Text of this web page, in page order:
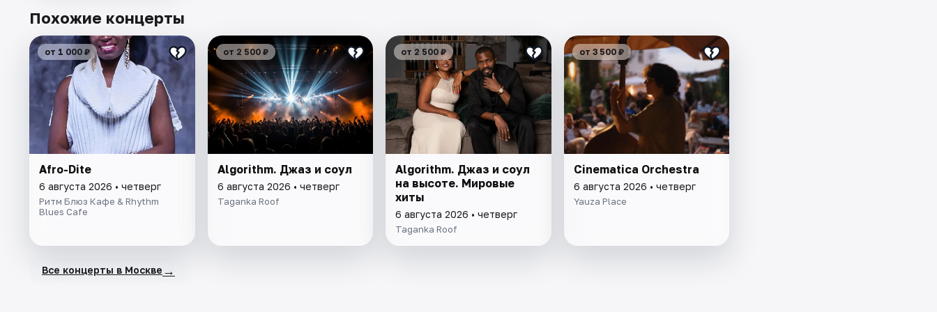
Похожие концерты
от 1 000 ₽
Afro-Dite
6 августа 2026 • четверг
Ритм Блюз Кафе & Rhythm
Blues Cafe
от 2 500 ₽
Algorithm. Джаз и соул
6 августа 2026 • четверг
Taganka Roof
от 2 500 ₽
Algorithm. Джаз и соул
на высоте. Мировые
хиты
6 августа 2026 • четверг
Taganka Roof
от 3 500 ₽
Cinematica Orchestra
6 августа 2026 • четверг
Yauza Place
Все концерты в Москве →